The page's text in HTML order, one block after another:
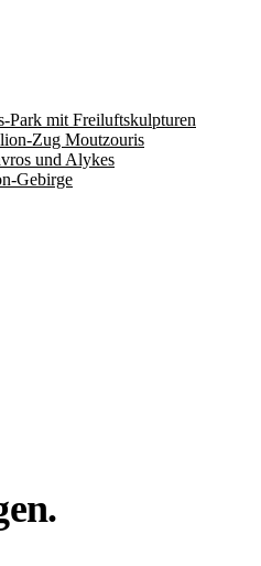
Park mit Freiluftskulpturen
Zug Moutzouris
und Alykes
Gebirge